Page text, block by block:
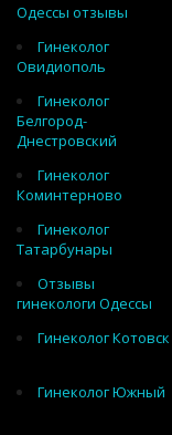
Одессы отзывы
Гинеколог
Овидиополь
Гинеколог
Белгород-
Днестровский
Гинеколог
Коминтерново
Гинеколог
Татарбунары
Отзывы
гинекологи Одессы
Гинеколог Котовск
Гинеколог Южный